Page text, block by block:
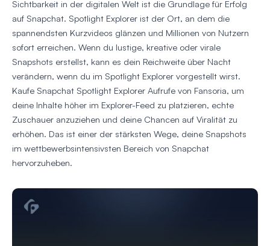
Sichtbarkeit in der digitalen Welt ist die Grundlage für Erfolg
auf Snapchat. Spotlight Explorer ist der Ort, an dem die
spannendsten Kurzvideos glänzen und Millionen von Nutzern
sofort erreichen. Wenn du lustige, kreative oder virale
Snapshots erstellst, kann es dein Reichweite über Nacht
verändern, wenn du im Spotlight Explorer vorgestellt wirst.
Kaufe Snapchat Spotlight Explorer Aufrufe von Fansoria, um
deine Inhalte höher im Explorer-Feed zu platzieren, echte
Zuschauer anzuziehen und deine Chancen auf Viralität zu
erhöhen. Das ist einer der stärksten Wege, deine Snapshots
im wettbewerbsintensivsten Bereich von Snapchat
hervorzuheben.